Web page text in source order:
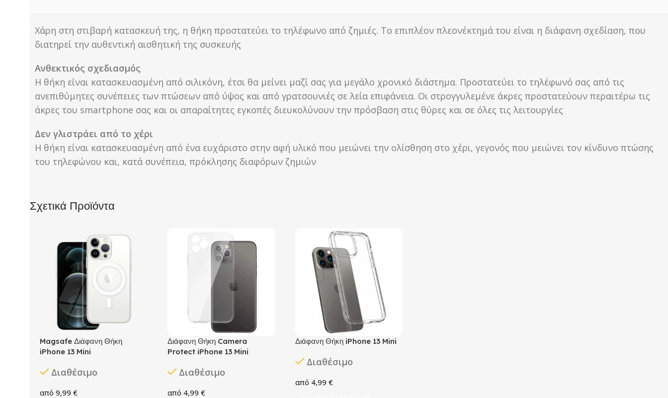
Χάρη στη στιβαρή κατασκευή της, η θήκη προστατεύει το τηλέφωνο από ζημιές. Το επιπλέον πλεονέκτημά του είναι η διάφανη σχεδίαση, που
διατηρεί την αυθεντική αισθητική της συσκευής
Ανθεκτικός σχεδιασμός
Η θήκη είναι κατασκευασμένη από σιλικόνη, έτσι θα μείνει μαζί σας για μεγάλο χρονικό διάστημα. Προστατεύει το τηλέφωνό σας από τις
ανεπιθύμητες συνέπειες των πτώσεων από ύψος και από γρατσουνιές σε λεία επιφάνεια. Οι στρογγυλεμένε άκρες προστατεύουν περαιτέρω τις
άκρες του smartphone σας και οι απαραίτητες εγκοπές διευκολύνουν την πρόσβαση στις θύρες και σε όλες τις λειτουργίες
Δεν γλιστράει από το χέρι
Η θήκη είναι κατασκευασμένη από ένα ευχάριστο στην αφή υλικό που μειώνει την ολίσθηση στο χέρι, γεγονός που μειώνει τον κίνδυνο πτώσης
του τηλεφώνου και, κατά συνέπεια, πρόκλησης διαφόρων ζημιών
Σχετικά Προϊόντα
Magsafe Διάφανη Θήκη
iPhone 13 Mini
Διαθέσιμο
9,99 €
Διάφανη Θήκη Camera
Protect iPhone 13 Mini
Διαθέσιμο
4,99 €
Διάφανη Θήκη iPhone 13 Mini
Διαθέσιμο
4,99 €